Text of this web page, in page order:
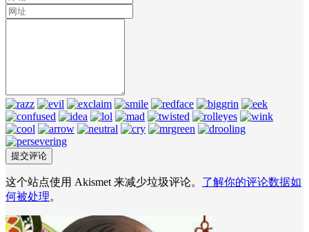
这个站点使用 Akismet 来减少垃圾评论。 了解你的评论数据如
何被处理。